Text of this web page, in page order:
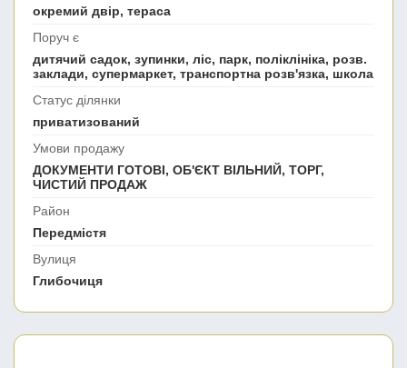
окремий двір, тераса
Поруч є
дитячий садок, зупинки, ліс, парк, поліклініка, розв.
заклади, супермаркет, транспортна розв'язка, школа
Статус ділянки
приватизований
Умови продажу
ДОКУМЕНТИ ГОТОВІ, ОБ'ЄКТ ВІЛЬНИЙ, ТОРГ,
ЧИСТИЙ ПРОДАЖ
Район
Передмістя
Вулиця
Глибочиця